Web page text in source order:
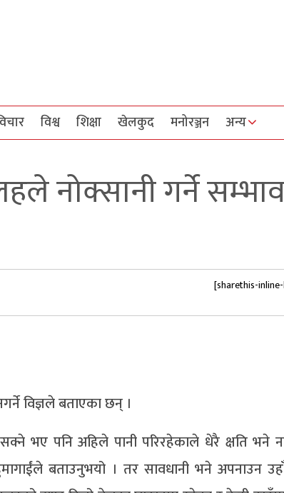
विश्व शिक्षा खेलकुद मनोरञ्जन अन्य
नोक्सानी गर्ने
[sharethis-
विज्ञले बताएका छन् ।
भए पनि अहिले पानी परिरहेकाले धेरै क्षति भने
बताउनुभयो । तर सावधानी भने अपनाउन